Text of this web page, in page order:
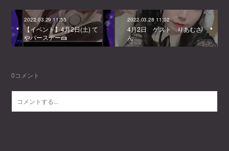
2022.03.29 11:55
【イベント】4月2日(土) て
やバースデー🍰
2022.03.28 11:02
4月2日 ゲスト りあむさ
ん
0コメント